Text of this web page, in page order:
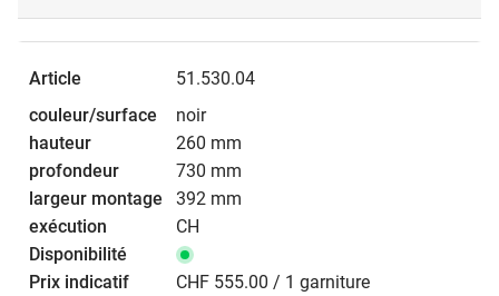
51.530.04
noir
260 mm
730 mm
392 mm
CH
CHF 555.00 / 1 garniture